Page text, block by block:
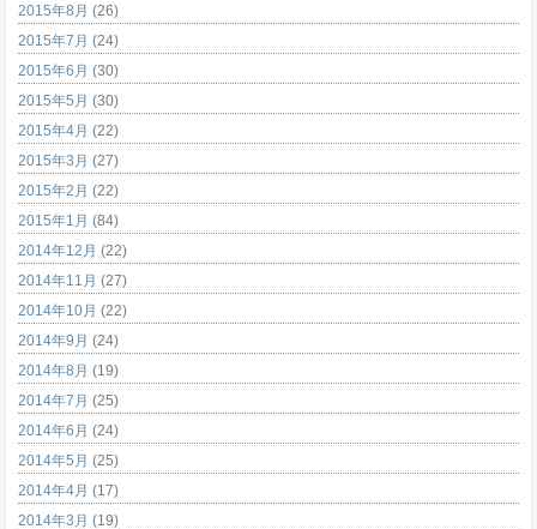
2015年8月 (26)
2015年7月 (24)
2015年6月 (30)
2015年5月 (30)
2015年4月 (22)
2015年3月 (27)
2015年2月 (22)
2015年1月 (84)
2014年12月 (22)
2014年11月 (27)
2014年10月 (22)
2014年9月 (24)
2014年8月 (19)
2014年7月 (25)
2014年6月 (24)
2014年5月 (25)
2014年4月 (17)
2014年3月 (19)